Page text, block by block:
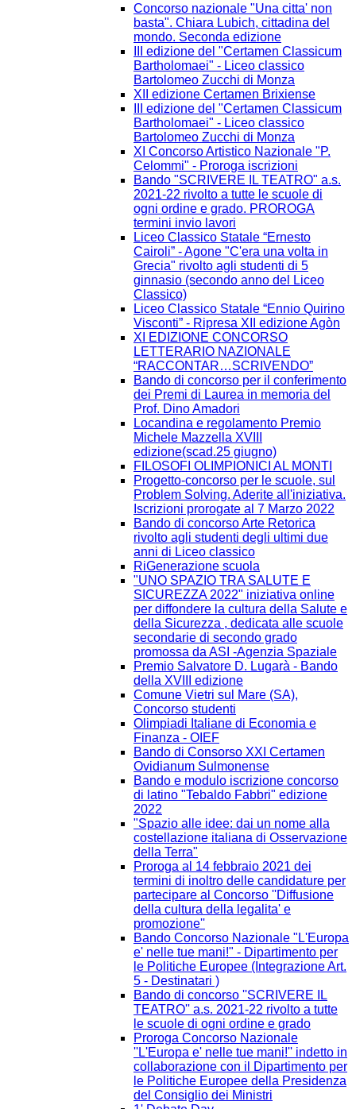
Concorso nazionale "Una citta' non
basta". Chiara Lubich, cittadina del
mondo. Seconda edizione
III edizione del "Certamen Classicum
Bartholomaei" - Liceo classico
Bartolomeo Zucchi di Monza
XII edizione Certamen Brixiense
III edizione del "Certamen Classicum
Bartholomaei" - Liceo classico
Bartolomeo Zucchi di Monza
XI Concorso Artistico Nazionale "P.
Celommi" - Proroga iscrizioni
Bando "SCRIVERE IL TEATRO" a.s.
2021-22 rivolto a tutte le scuole di
ogni ordine e grado. PROROGA
termini invio lavori
Liceo Classico Statale “Ernesto
Cairoli” - Agone "C'era una volta in
Grecia" rivolto agli studenti di 5
ginnasio (secondo anno del Liceo
Classico)
Liceo Classico Statale “Ennio Quirino
Visconti” - Ripresa XII edizione Agòn
XI EDIZIONE CONCORSO
LETTERARIO NAZIONALE
“RACCONTAR…SCRIVENDO”
Bando di concorso per il conferimento
dei Premi di Laurea in memoria del
Prof. Dino Amadori
Locandina e regolamento Premio
Michele Mazzella XVIII
edizione(scad.25 giugno)
FILOSOFI OLIMPIONICI AL MONTI
Progetto-concorso per le scuole, sul
Problem Solving. Aderite all'iniziativa.
Iscrizioni prorogate al 7 Marzo 2022
Bando di concorso Arte Retorica
rivolto agli studenti degli ultimi due
anni di Liceo classico
RiGenerazione scuola
"UNO SPAZIO TRA SALUTE E
SICUREZZA 2022" iniziativa online
per diffondere la cultura della Salute e
della Sicurezza , dedicata alle scuole
secondarie di secondo grado
promossa da ASI -Agenzia Spaziale
Premio Salvatore D. Lugarà - Bando
della XVIII edizione
Comune Vietri sul Mare (SA),
Concorso studenti
Olimpiadi Italiane di Economia e
Finanza - OIEF
Bando di Consorso XXI Certamen
Ovidianum Sulmonense
Bando e modulo iscrizione concorso
di latino "Tebaldo Fabbri" edizione
2022
"Spazio alle idee: dai un nome alla
costellazione italiana di Osservazione
della Terra"
Proroga al 14 febbraio 2021 dei
termini di inoltro delle candidature per
partecipare al Concorso ''Diffusione
della cultura della legalita' e
promozione''
Bando Concorso Nazionale "L'Europa
e' nelle tue mani!" - Dipartimento per
le Politiche Europee (Integrazione Art.
5 - Destinatari )
Bando di concorso ''SCRIVERE IL
TEATRO'' a.s. 2021-22 rivolto a tutte
le scuole di ogni ordine e grado
Proroga Concorso Nazionale
''L'Europa e' nelle tue mani!'' indetto in
collaborazione con il Dipartimento per
le Politiche Europee della Presidenza
del Consiglio dei Ministri